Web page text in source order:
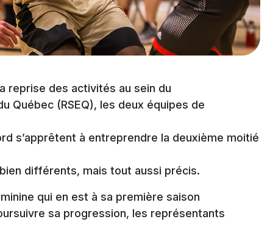
reprise des activités au sein du
Québec (RSEQ), les deux équipes de
s’apprêtent à entreprendre la deuxième moitié
différents, mais tout aussi précis.
qui en est à sa première saison
sa progression, les représentants